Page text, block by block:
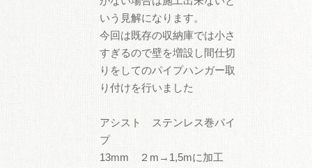
いう見解になります。
今回は既存の収納庫では小さ
すぎるので壁を増設し間仕切
りをしてのパイプハンガー取
り付けを行いました
アシスト ステンレス巻パイ
プ
13mm ２m→1,5mに加工